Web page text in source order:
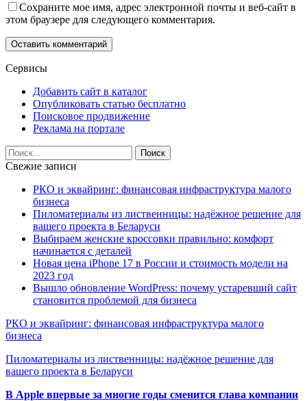
Сохраните мое имя, адрес электронной почты и веб-сайт в
этом браузере для следующего комментария.
Сервисы
Добавить сайт в каталог
Опубликовать статью бесплатно
Поисковое продвижение
Реклама на портале
Свежие записи
РКО и эквайринг: финансовая инфраструктура малого
бизнеса
Пиломатериалы из лиственницы: надёжное решение для
вашего проекта в Беларуси
Выбираем женские кроссовки правильно: комфорт
начинается с деталей
Новая цена iPhone 17 в России и стоимость модели на
2023 год
Вышло обновление WordPress: почему устаревший сайт
становится проблемой для бизнеса
РКО и эквайринг: финансовая инфраструктура малого
бизнеса
Пиломатериалы из лиственницы: надёжное решение для
вашего проекта в Беларуси
В Apple впервые за многие годы сменится глава компании